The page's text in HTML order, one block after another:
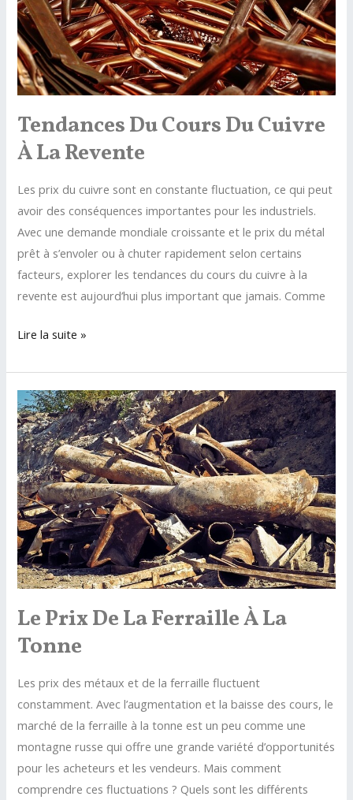
le
recyclage
et
le
tri
Tendances Du Cours Du Cuivre
À La Revente
Les prix du cuivre sont en constante fluctuation, ce qui peut
avoir des conséquences importantes pour les industriels.
Avec une demande mondiale croissante et le prix du métal
prêt à s’envoler ou à chuter rapidement selon certains
facteurs, explorer les tendances du cours du cuivre à la
revente est aujourd’hui plus important que jamais. Comme
Tendances
cours
du
cuivre
à
la
revente
Lire la suite »
Le Prix De La Ferraille À La
Tonne
Les prix des métaux et de la ferraille fluctuent
constamment. Avec l’augmentation et la baisse des cours, le
marché de la ferraille à la tonne est un peu comme une
montagne russe qui offre une grande variété d’opportunités
pour les acheteurs et les vendeurs. Mais comment
comprendre ces fluctuations ? Quels sont les différents